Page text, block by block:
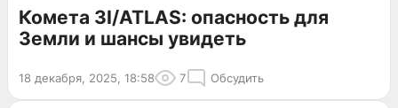
Комета 3I/ATLAS: опасность для
Земли и шансы увидеть
18 декабря, 2025, 18:58 7 Обсудить